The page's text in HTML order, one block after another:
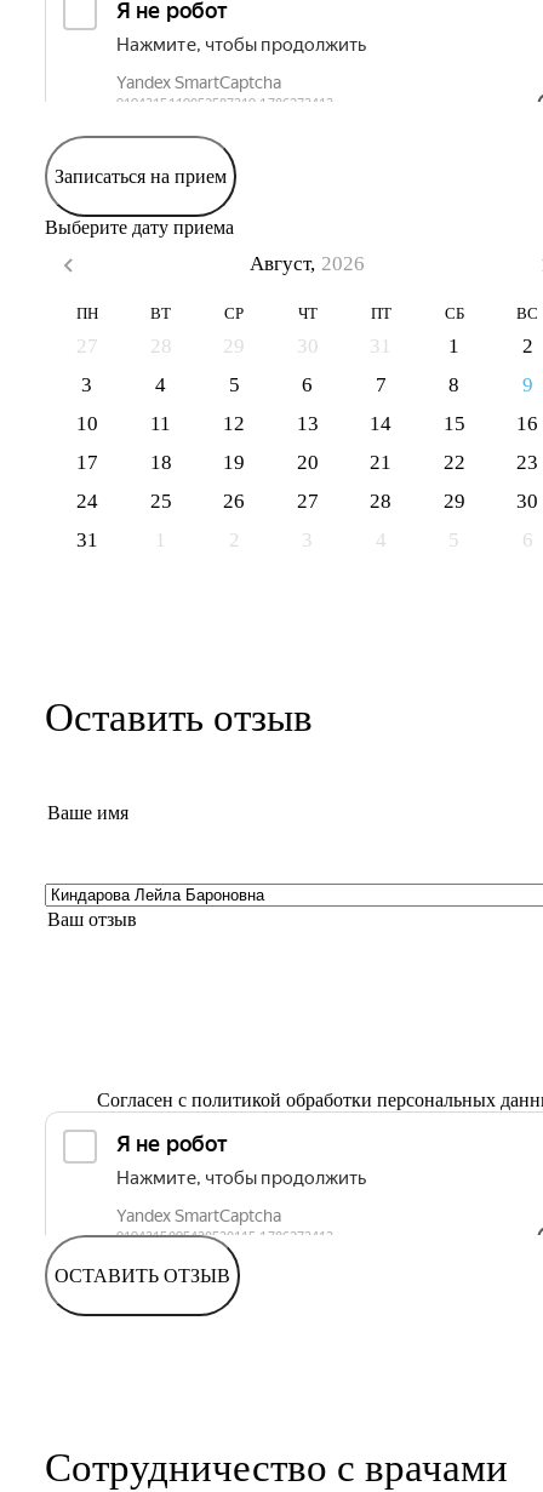
Записаться на прием
Выберите дату приема
Август, 2026
ПН ВТ СР ЧТ ПТ СБ ВС
27 28 29 30 31 1
2
3
4 5 6 7 8
9
10
11 12 13 14 15
16
17
18 19 20 21 22
23
24
25 26 27 28 29
30
31
1 2 3 4 5 6
Оставить отзыв
Согласен с политикой обработки персональных
ОСТАВИТЬ ОТЗЫВ
Сотрудничество с врачами